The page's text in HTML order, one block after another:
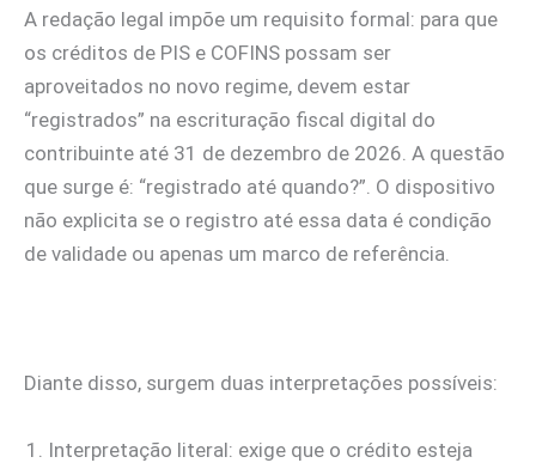
A redação legal impõe um requisito formal: para que
os créditos de PIS e COFINS possam ser
aproveitados no novo regime, devem estar
“registrados” na escrituração fiscal digital do
contribuinte até 31 de dezembro de 2026. A questão
que surge é: “registrado até quando?”. O dispositivo
não explicita se o registro até essa data é condição
de validade ou apenas um marco de referência.
Diante disso, surgem duas interpretações possíveis:
Interpretação literal: exige que o crédito esteja